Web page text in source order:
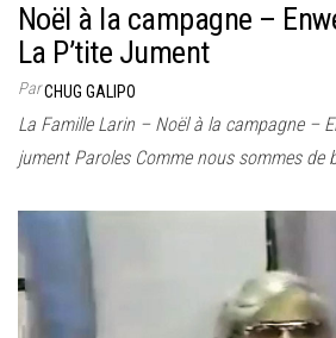
Noël à la campagne –
La P’tite Jument
ParCHUG GALIPO
La Famille Larin – Noël à la campagne –
jument Paroles Comme nous sommes de